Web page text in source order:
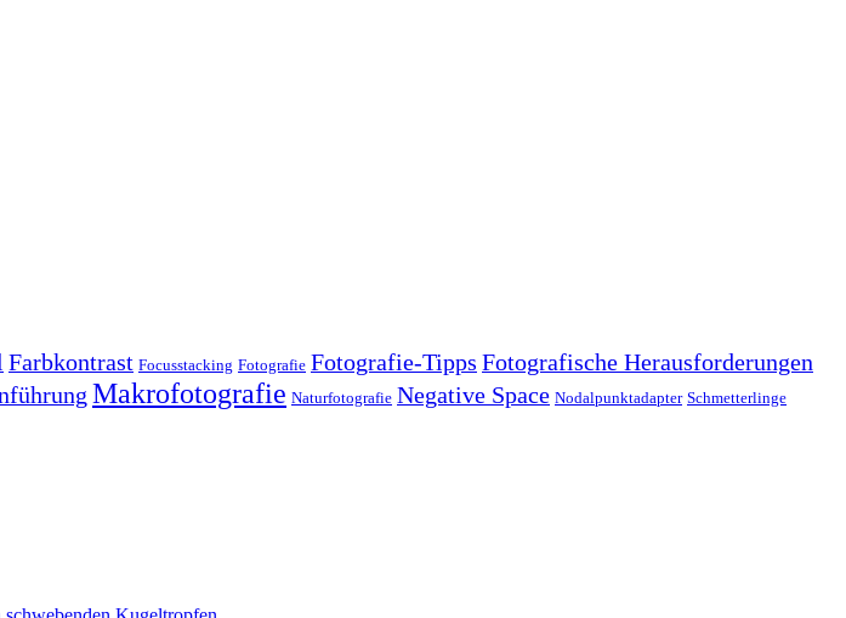
Farbkontrast Focusstacking Fotografie Fotografie-Tipps Fotografische Herausforderungen
Makrofotografie Naturfotografie Negative Space Nodalpunktadapter Schmetterlinge